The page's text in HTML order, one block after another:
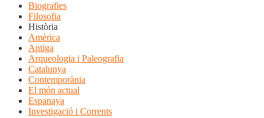
Biografies
Filosofia
Història
Amèrica
Antiga
Arqueologia i Paleografia
Catalunya
Contemporània
El món actual
Espanaya
Investigació i Corrents